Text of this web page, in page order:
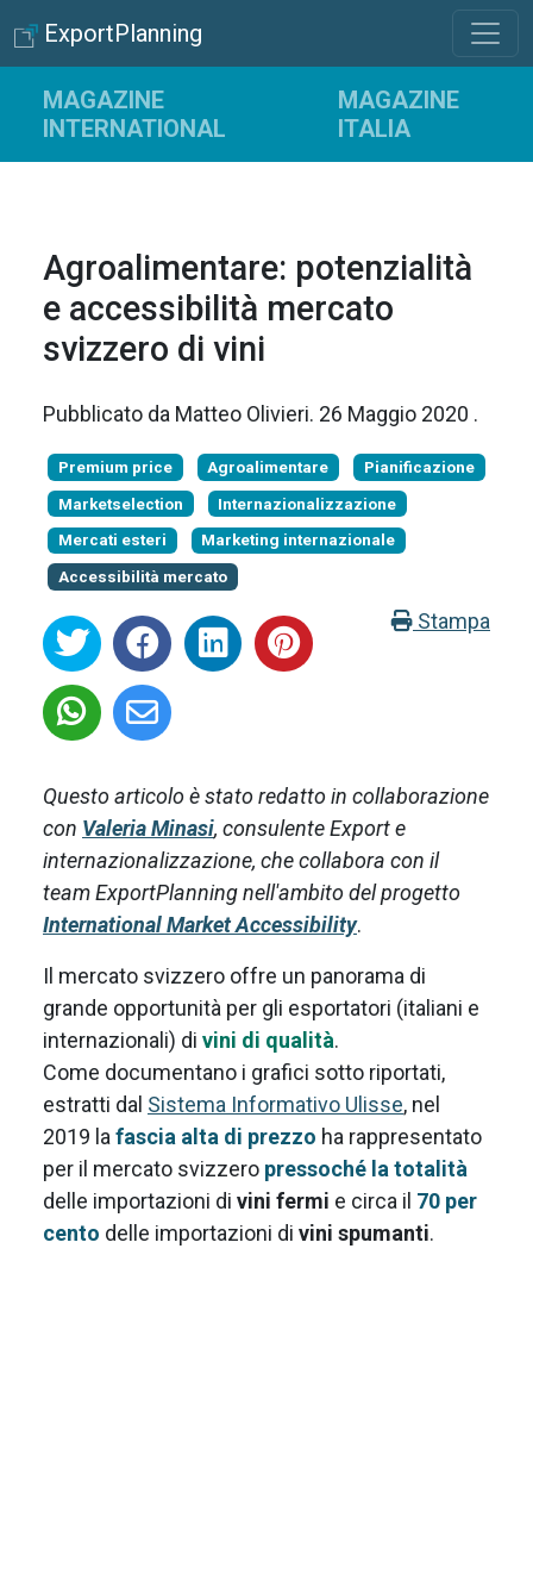
ExportPlanning
MAGAZINE
INTERNATIONAL
MAGAZINE
ITALIA
Agroalimentare: potenzialità
e accessibilità mercato
svizzero di vini
Pubblicato da Matteo Olivieri. 26 Maggio 2020 .
Premium price Agroalimentare
Pianificazione
Marketselection
Internazionalizzazione
Mercati esteri
Marketing internazionale
Accessibilità mercato
Stampa
Questo articolo è stato redatto in collaborazione
con Valeria Minasi, consulente Export e
internazionalizzazione, che collabora con il
team ExportPlanning nell'ambito del progetto
International Market Accessibility.
Il mercato svizzero offre un panorama di
grande opportunità per gli esportatori (italiani e
internazionali) di vini di qualità.
Come documentano i grafici sotto riportati,
estratti dal Sistema Informativo Ulisse, nel
2019 la fascia alta di prezzo ha rappresentato
per il mercato svizzero pressoché la totalità
delle importazioni di vini fermi e circa il 70 per
cento delle importazioni di vini spumanti.